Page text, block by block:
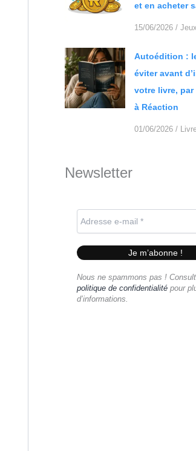
et en acheter
15/06/2026 /
Autoédition :
éviter avant
votre livre, par
à Réaction
01/06/2026 /
Newsletter
Nous ne spammons pas !
politique de confidentialité pour
d’informations.